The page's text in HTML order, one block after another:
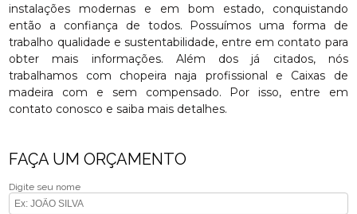
instalações modernas e em bom estado, conquistando
então a confiança de todos. Possuímos uma forma de
trabalho qualidade e sustentabilidade, entre em contato para
obter mais informações. Além dos já citados, nós
trabalhamos com chopeira naja profissional e Caixas de
madeira com e sem compensado. Por isso, entre em
contato conosco e saiba mais detalhes.
FAÇA UM ORÇAMENTO
Digite seu nome